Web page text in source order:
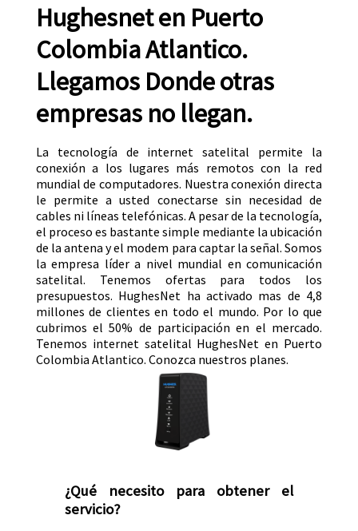
Hughesnet en Puerto
Colombia Atlantico.
Llegamos Donde otras
empresas no llegan.
La tecnología de internet satelital permite la
conexión a los lugares más remotos con la red
mundial de computadores. Nuestra conexión directa
le permite a usted conectarse sin necesidad de
cables ni líneas telefónicas. A pesar de la tecnología,
el proceso es bastante simple mediante la ubicación
de la antena y el modem para captar la señal. Somos
la empresa líder a nivel mundial en comunicación
satelital. Tenemos ofertas para todos los
presupuestos. HughesNet ha activado mas de 4,8
millones de clientes en todo el mundo. Por lo que
cubrimos el 50% de participación en el mercado.
Tenemos internet satelital HughesNet en Puerto
Colombia Atlantico. Conozca nuestros planes.
¿Qué necesito para obtener el
servicio?